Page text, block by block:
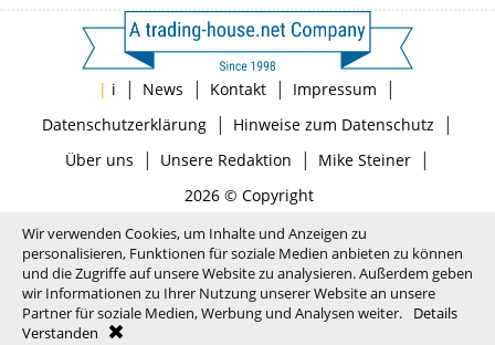
| i | News | Kontakt | Impressum |
Datenschutzerklärung| Hinweise zum Datenschutz |
Über uns | Unsere Redaktion | Mike Steiner|
2026 © Copyright
Wir verwenden Cookies, um Inhalte und Anzeigen zu
personalisieren, Funktionen für soziale Medien anbieten zu können
und die Zugriffe auf unsere Website zu analysieren. Außerdem geben
wir Informationen zu Ihrer Nutzung unserer Website an unsere
Partner für soziale Medien, Werbung und Analysen weiter.
Details
Verstanden